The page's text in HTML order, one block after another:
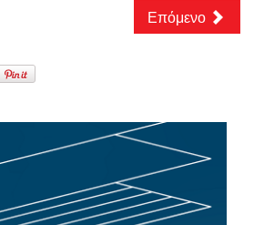
Επόμενο